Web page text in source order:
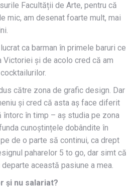
Facultății de Arte, pentru că
mic, am desenat foarte mult, mai
ca barman în primele baruri ce
Victoriei și de acolo cred că am
către zona de grafic design. Dar
și cred că asta aș face diferit
întorc în timp – aș studia pe zona
cunoștințele dobândite în
de o parte să continui, ca drept
paharelor 5 to go, dar simt că
această pasiune a mea.
și nu salariat?